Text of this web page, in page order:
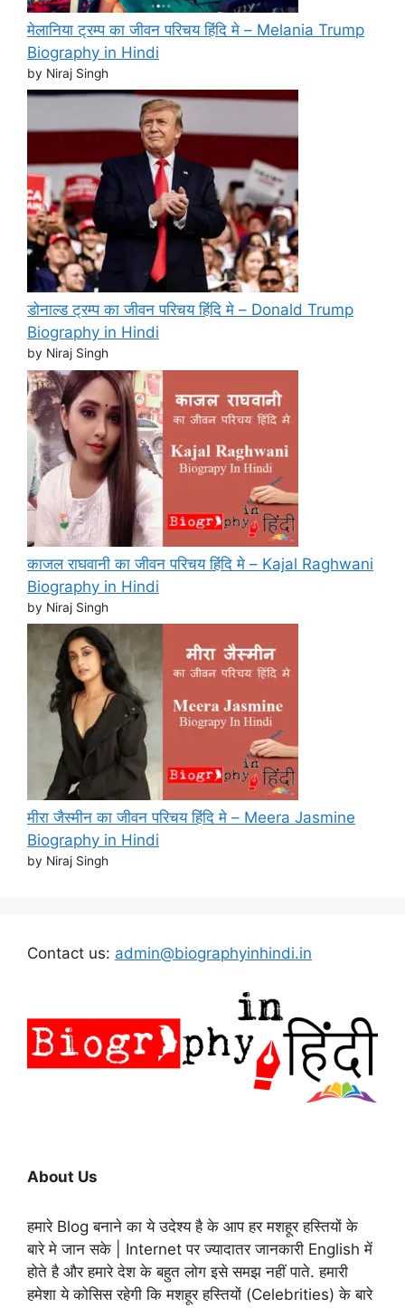
मेलानिया ट्रम्प का जीवन परिचय हिंदि मे – Melania Trump
Biography in Hindi
by Niraj Singh
डोनाल्ड ट्रम्प का जीवन परिचय हिंदि मे – Donald Trump
Biography in Hindi
by Niraj Singh
काजल राघवानी का जीवन परिचय हिंदि मे – Kajal Raghwani
Biography in Hindi
by Niraj Singh
मीरा जैस्मीन का जीवन परिचय हिंदि मे – Meera Jasmine
Biography in Hindi
by Niraj Singh
Contact us: admin@biographyinhindi.in
About Us
हमारे Blog बनाने का ये उदेश्य है के आप हर मशहूर हस्तियों के
बारे मे जान सके | Internet पर ज्यादातर जानकारी English में
होते है और हमारे देश के बहुत लोग इसे समझ नहीं पाते. हमारी
हमेशा ये कोसिस रहेगी कि मशहूर हस्तियों (Celebrities) के बारे